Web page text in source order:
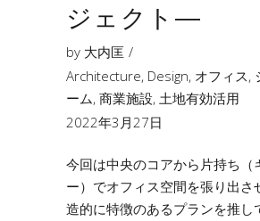
ジェクト―
by 大内匡
Architecture, Design, オフィス,
ーム, 商業施設, 土地有効活用
2022年3月27日
今回は中央のコアから片持ち（
ー）でオフィス空間を張り出さ
造的に特徴のあるプランを推し